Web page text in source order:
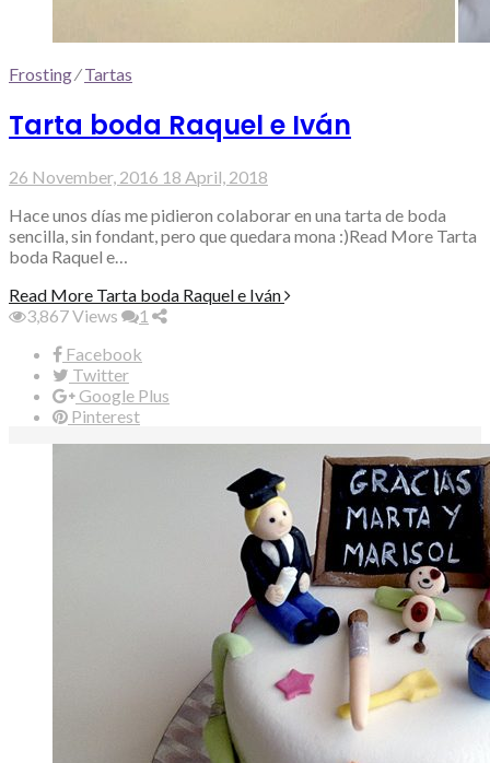
Frosting⁄Tartas
Tarta boda Raquel e Iván
26 November, 2016 18 April, 2018
Hace unos días me pidieron colaborar en una tarta de boda
sencilla, sin fondant, pero que quedara mona :)Read More Tarta
boda Raquel e…
Read More Tarta boda Raquel e Iván
3,867Views
1
Facebook
Twitter
Google Plus
Pinterest